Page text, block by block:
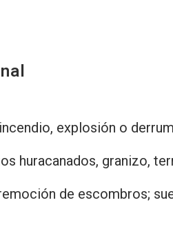
explosión o
huracanados, granizo,
de escombros;